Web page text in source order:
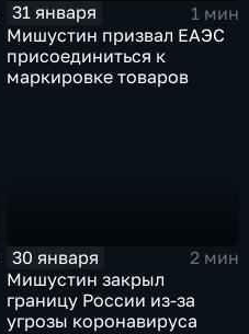
31 января
1 мин
Мишустин призвал ЕАЭС
присоединиться к
маркировке товаров
30 января
2 мин
Мишустин закрыл
границу России из-за
угрозы коронавируса